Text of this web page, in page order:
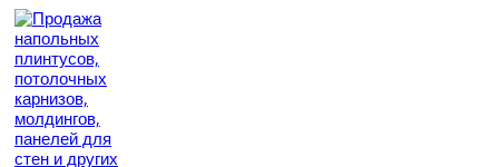
Перейти
содержимому